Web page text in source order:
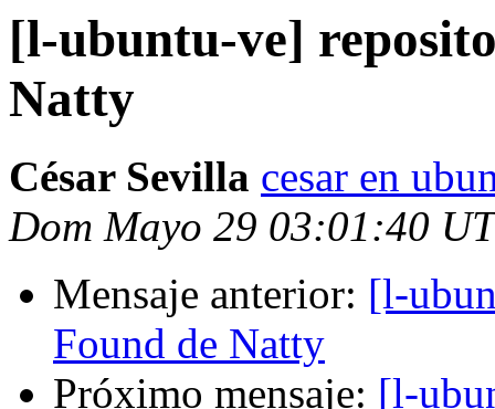
[l-ubuntu-ve]
Natty
César Sevilla cesar en
Dom Mayo 29 03:01:40
Mensaje anterior: [l-
Found de Natty
Próximo mensaje: [l-